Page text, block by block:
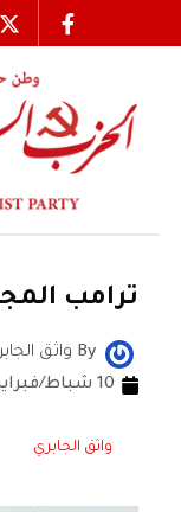
ترامب
By واثق
10 شباط/فبراير 2019
واثق الجابري